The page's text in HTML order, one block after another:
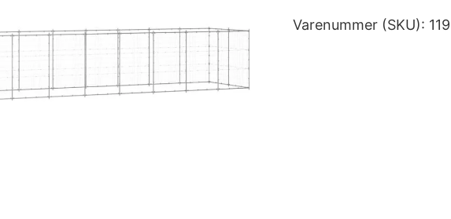
Varenummer (SKU):